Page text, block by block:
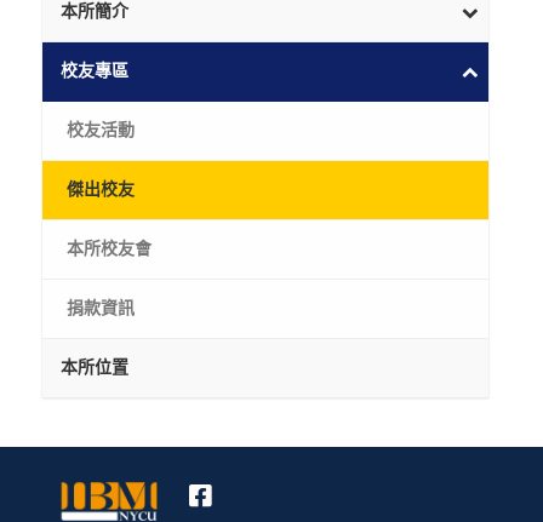
本所簡介
校友專區
校友活動
傑出校友
本所校友會
捐款資訊
本所位置